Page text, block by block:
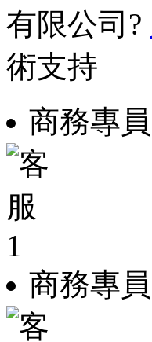
有限公司?
術支持
商務專員
商務專員